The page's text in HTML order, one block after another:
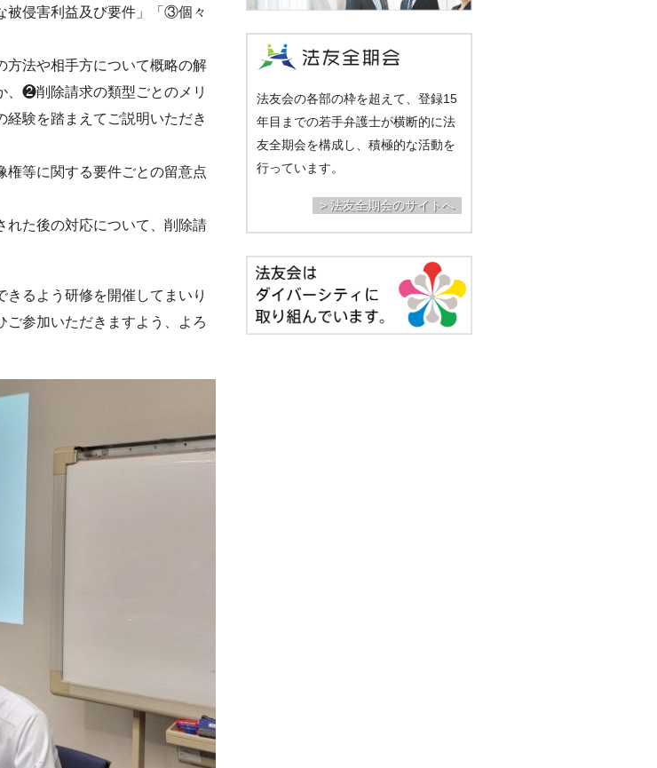
侵害利益及び要件」「③個々
方法や相手方について概略の解
、❷削除請求の類型ごとのメリ
験を踏まえてご説明いただき
権等に関する要件ごとの留意点
れた後の対応について、削除請
るよう研修を開催してまいり
ご参加いただきますよう、よろ
法友会の各部の枠を超えて、登録15
年目までの若手弁護士が横断的に法
友全期会を構成し、積極的な活動を
行っています。
> 法友全期会のサイトへ